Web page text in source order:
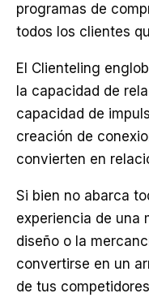
programas de
todos los clientes
El Clienteling
la capacidad de
capacidad de
creación de
convierten en
Si bien no abarca
experiencia de una
diseño o la
convertirse en un
de tus